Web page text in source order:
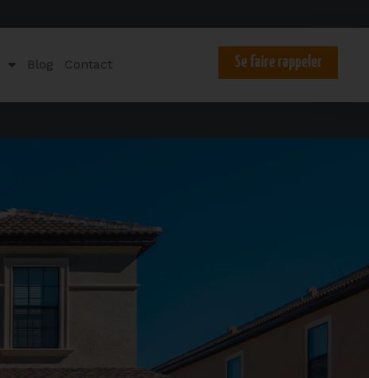
Blog Contact Se faire rappeler